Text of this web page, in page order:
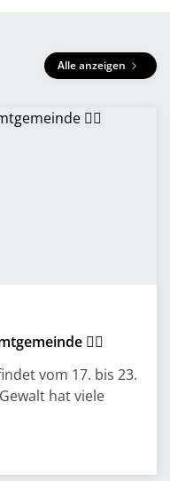
Alle anzeigen
✌🏻
vom 17. bis 23.
hat viele